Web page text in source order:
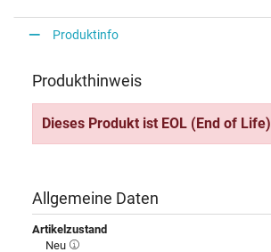
Produktinfo
Produkthinweis
Dieses Produkt ist EOL (End of Life)
Allgemeine Daten
Artikelzustand
Neu